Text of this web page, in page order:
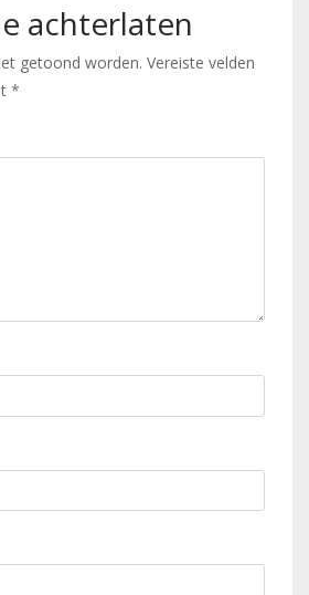
achterlaten
getoond worden. Vereiste velden
*